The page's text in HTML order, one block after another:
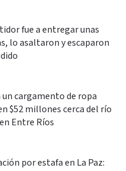
fue a entregar unas
lo asaltaron y escaparon
cargamento de ropa
$52 millones cerca del río
Entre Ríos
por estafa en La Paz: